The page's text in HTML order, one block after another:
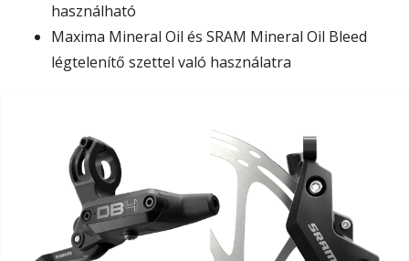
használható
Maxima Mineral Oil és SRAM Mineral Oil Bleed
légtelenítő szettel való használatra